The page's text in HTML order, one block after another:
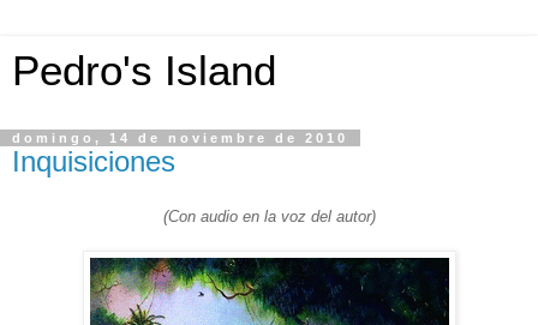
Pedro's Island
domingo, 14 de noviembre de 2010
Inquisiciones
(Con audio en la voz del autor)